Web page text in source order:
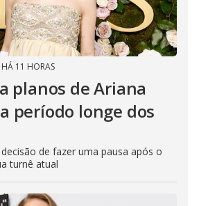
HÁ 11 HORAS
planos de Ariana
período longe dos
de fazer uma pausa após o
turnê atual